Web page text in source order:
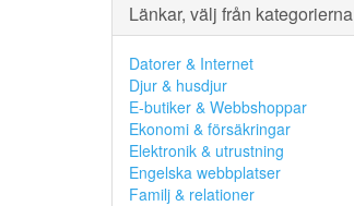
Länkar, välj från kategorierna
Datorer & Internet
Djur & husdjur
E-butiker & Webbshoppar
Ekonomi & försäkringar
Elektronik & utrustning
Engelska webbplatser
Familj & relationer